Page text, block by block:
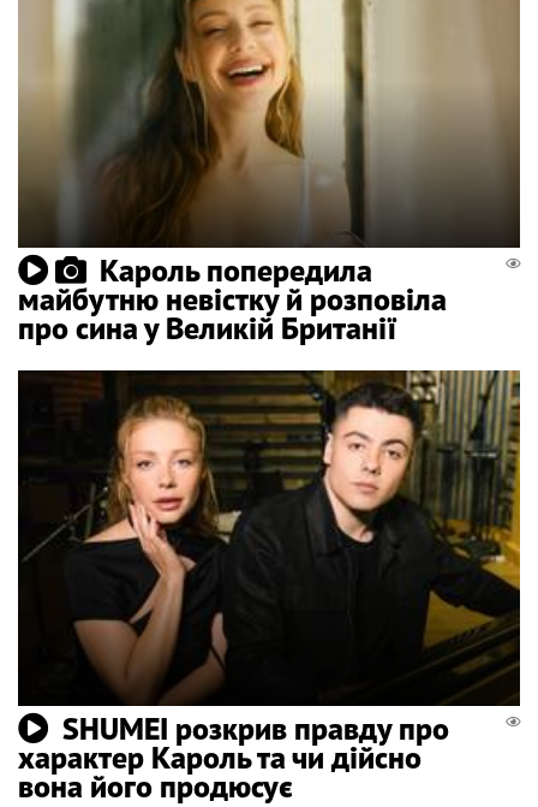
Кароль попередила
майбутню невістку й розповіла
про сина у Великій Британії
SHUMEI розкрив правду про
характер Кароль та чи дійсно
вона його продюсує